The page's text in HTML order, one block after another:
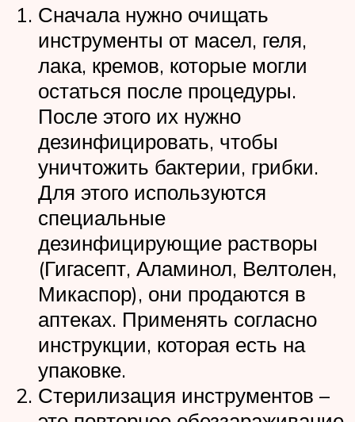
Сначала нужно очищать
инструменты от масел, геля,
лака, кремов, которые могли
остаться после процедуры.
После этого их нужно
дезинфицировать, чтобы
уничтожить бактерии, грибки.
Для этого используются
специальные
дезинфицирующие растворы
(Гигасепт, Аламинол, Велтолен,
Микаспор), они продаются в
аптеках. Применять согласно
инструкции, которая есть на
упаковке.
Стерилизация инструментов –